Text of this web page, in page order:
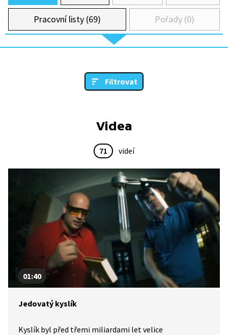
Pracovní listy (69) Pořady (0)
Filtrovat
Videa
71 videí
01:40
Jedovatý kyslík
Kyslík byl před třemi miliardami let velice